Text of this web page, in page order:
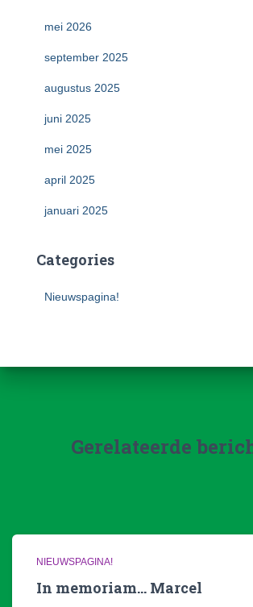
mei 2026
september 2025
augustus 2025
juni 2025
mei 2025
april 2025
januari 2025
Categories
Nieuwspagina!
Gerelateerde
NIEUWSPAGINA!
In memoriam… Marcel